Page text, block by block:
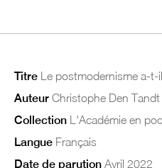
Titre Le postmodernisme a-
Auteur Christophe Den Tandt
Collection L'Académie en
Langue Français
Date de parution Avril 2022